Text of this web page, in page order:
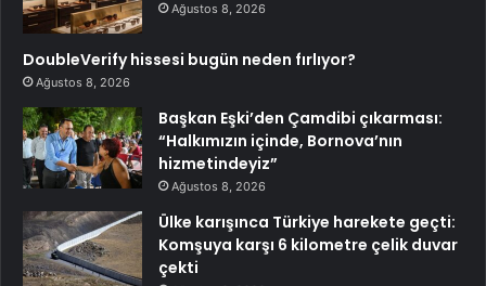
Ağustos 8, 2026
DoubleVerify hissesi bugün neden fırlıyor?
Ağustos 8, 2026
Başkan Eşki’den Çamdibi çıkarması:
“Halkımızın içinde, Bornova’nın
hizmetindeyiz”
Ağustos 8, 2026
Ülke karışınca Türkiye harekete geçti:
Komşuya karşı 6 kilometre çelik duvar
çekti